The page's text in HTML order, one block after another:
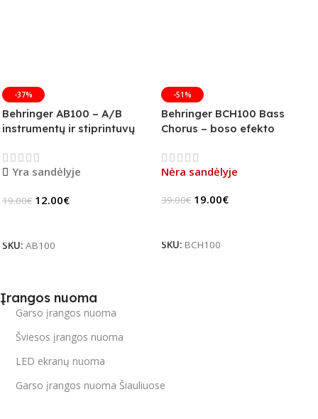
-37%
Behringer AB100 – A/B
instrumentų ir stiprintuvų
Yra sandėlyje
19.00€ 12.00€
SKU: AB100
-51%
Behringer BCH100 Bass
Chorus – boso efekto
Nėra sandėlyje
39.00€ 19.00€
SKU: BCH100
Įrangos nuoma
Garso įrangos nuoma
Šviesos įrangos nuoma
LED ekranų nuoma
Garso įrangos nuoma Šiauliuose